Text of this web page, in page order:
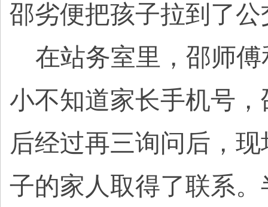
邵劣便把孩子拉到了
在站务室里，邵师
小不知道家长手机号
后经过再三询问后，
子的家人取得了联系